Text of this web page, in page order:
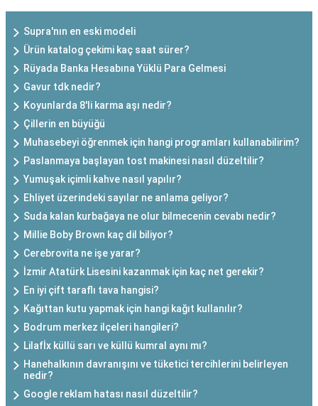
Supra'nın en eski modeli
Ürün katalog çekimi kaç saat sürer?
Rüyada Banka Hesabına Yüklü Para Gelmesi
Gavur tdk nedir?
Koyunlarda 8'li karma aşı nedir?
Çillerin en büyüğü
Muhasebeyi öğrenmek için hangi programları kullanabilirim?
Paslanmaya başlayan tost makinesi nasıl düzeltilir?
Yumuşak içimli kahve nasıl yapılır?
Ehliyet üzerindeki sayılar ne anlama geliyor?
Suda kalan kurbağaya ne olur bilmecenin cevabı nedir?
Millie Boby Brown kaç dil biliyor?
Cerebrovita ne işe yarar?
İzmir Atatürk Lisesini kazanmak için kaç net gerekir?
En iyi çift taraflı tava hangisi?
Kağıttan kutu yapmak için hangi kağıt kullanılır?
Bodrum merkez ilçeleri hangileri?
Lilafİx küllü sarı ve küllü kumral aynı mı?
Hanehalkının davranışını ve tüketici tercihlerini belirleyen
nedir?
Google reklam hatası nasıl düzeltilir?